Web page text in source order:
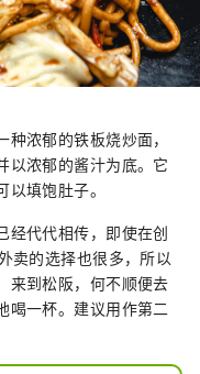
浓郁的铁板烧炒面，
以浓郁的酱汁为底。它
填饱肚子。
代代相传，即使在创
卖的选择也很多，所以
来到松阪，何不顺便去
喝一杯。建议用作第二